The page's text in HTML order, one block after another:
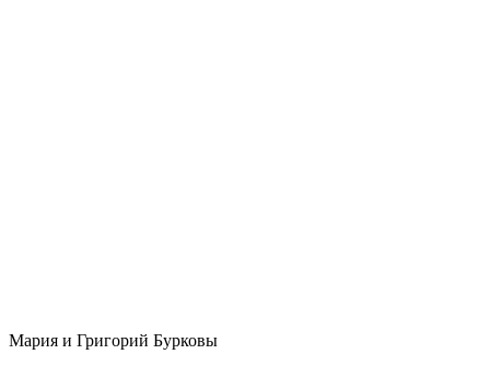
Мария и Григорий Бурковы